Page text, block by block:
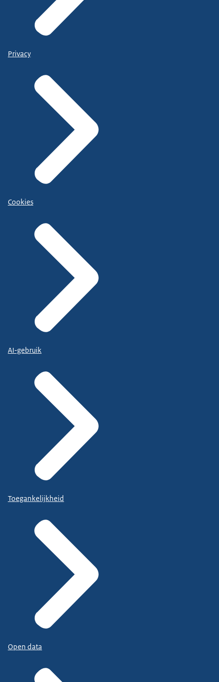
Privacy
Cookies
AI-gebruik
Toegankelijkheid
Open data